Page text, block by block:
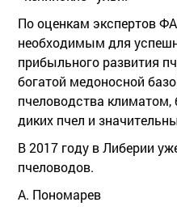
По оценкам экспертов
необходимым для
прибыльного развития
богатой медоносной
пчеловодства
диких пчел и
В 2017 году в Либерии
пчеловодов.
А. Пономарев